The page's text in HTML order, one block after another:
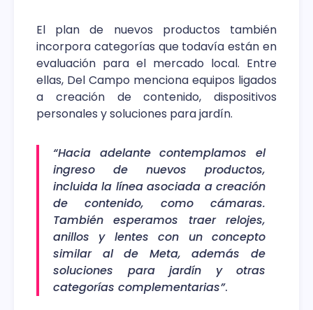
El plan de nuevos productos también
incorpora categorías que todavía están en
evaluación para el mercado local. Entre
ellas, Del Campo menciona equipos ligados
a creación de contenido, dispositivos
personales y soluciones para jardín.
“Hacia adelante contemplamos el
ingreso de nuevos productos,
incluida la línea asociada a creación
de contenido, como cámaras.
También esperamos traer relojes,
anillos y lentes con un concepto
similar al de Meta, además de
soluciones para jardín y otras
categorías complementarias”.